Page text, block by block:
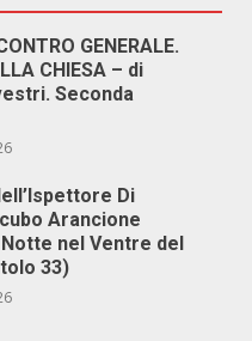
GENERALE.
CHIESA – di
Seconda
Di
Arancione
nel Ventre del
33)